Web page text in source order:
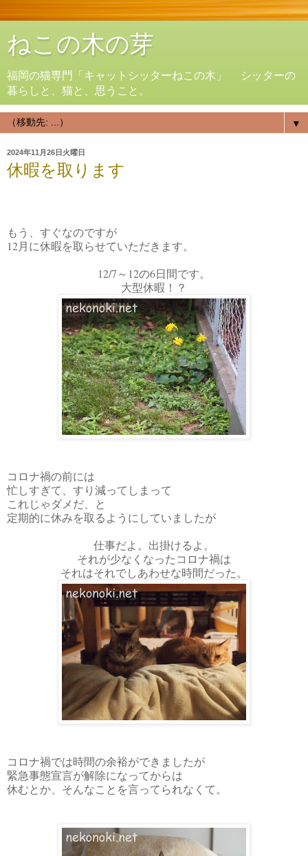
ねこの木の芽
福岡の猫専門「キャットシッターねこの木」 シッターの
暮らしと、猫と、思うこと。
▼
2024年11月26日火曜日
休暇を取ります
もう、すぐなのですが
12月に休暇を取らせていただきます。
12/7～12の6日間です。
大型休暇！？
コロナ禍の前には
忙しすぎて、すり減ってしまって
これじゃダメだ、と
定期的に休みを取るようにしていましたが
仕事だよ。出掛けるよ。
それが少なくなったコロナ禍は
それはそれでしあわせな時間だった。
コロナ禍では時間の余裕ができましたが
緊急事態宣言が解除になってからは
休むとか、そんなことを言ってられなくて。